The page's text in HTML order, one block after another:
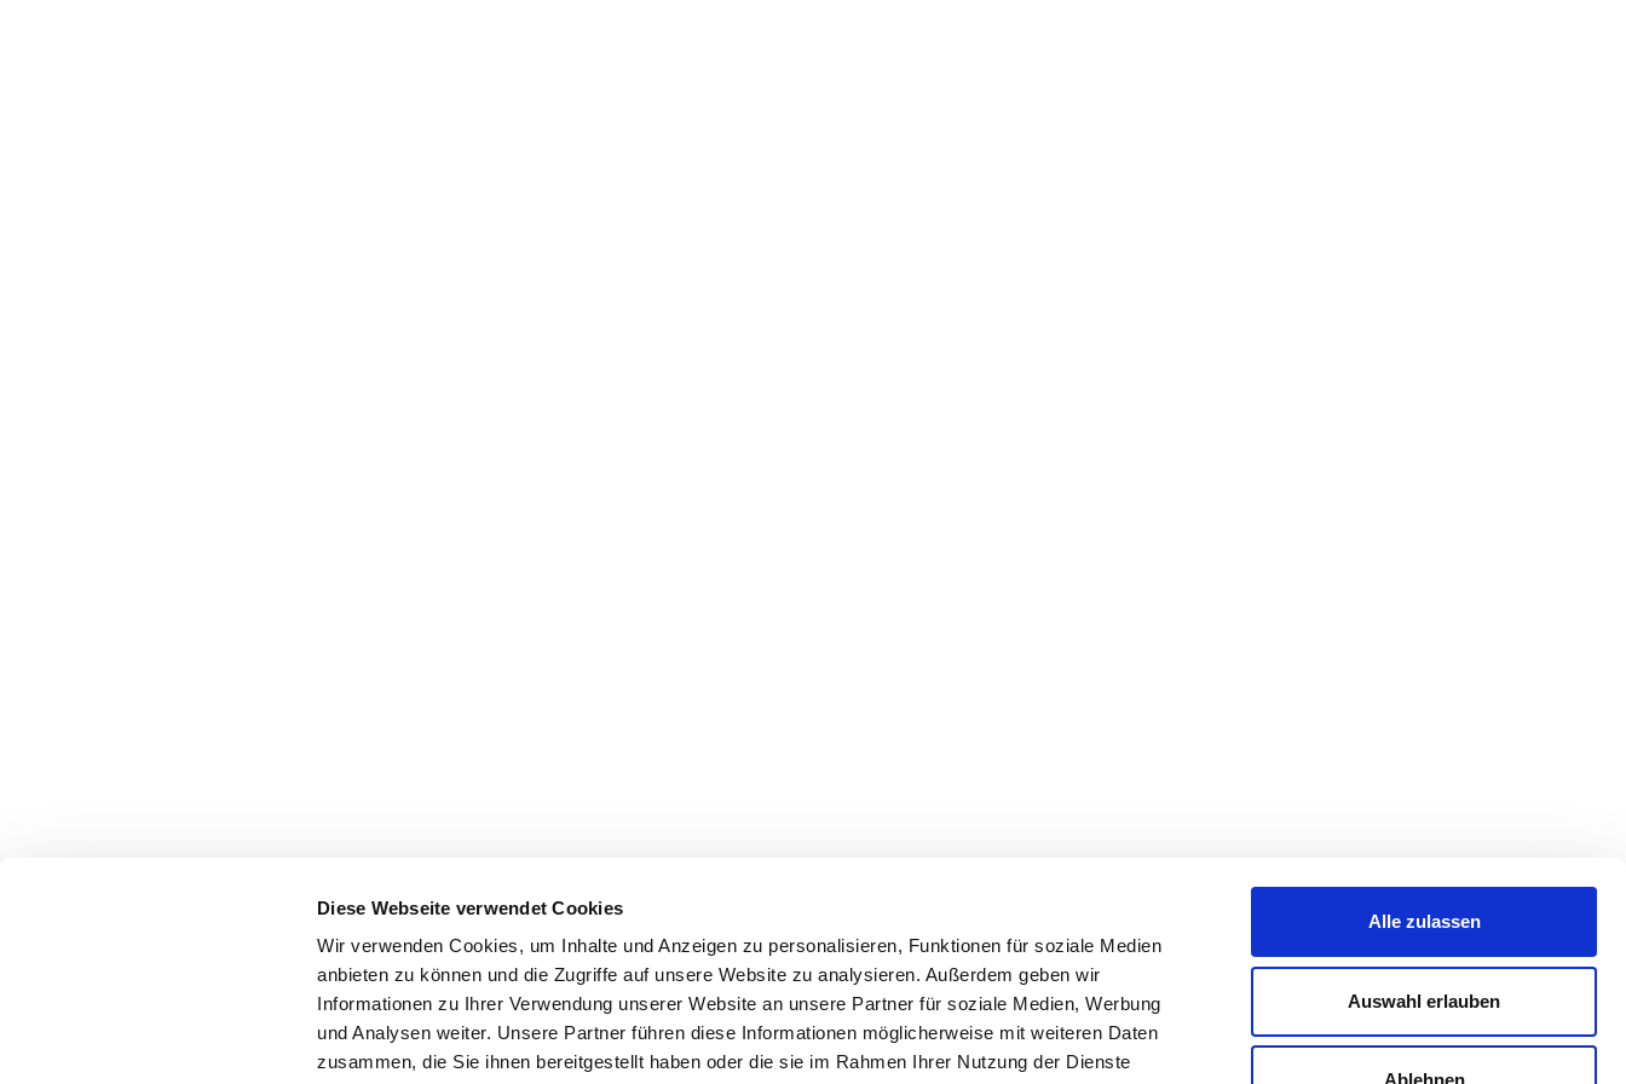
Diese Webseite verwendet Cookies
Wir verwenden Cookies, um Inhalte und Anzeigen zu personalisieren, Funktionen für soziale Medien
anbieten zu können und die Zugriffe auf unsere Website zu analysieren. Außerdem geben wir
Informationen zu Ihrer Verwendung unserer Website an unsere Partner für soziale Medien, Werbung
und Analysen weiter. Unsere Partner führen diese Informationen möglicherweise mit weiteren Daten
zusammen, die Sie ihnen bereitgestellt haben oder die sie im Rahmen Ihrer Nutzung der Dienste
Alle zulassen
Auswahl erlauben
Ablehnen